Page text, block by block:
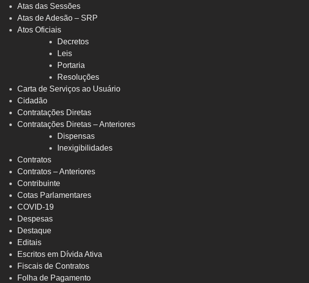
Atas das Sessões
Atas de Adesão – SRP
Atos Oficiais
Decretos
Leis
Portaria
Resoluções
Carta de Serviços ao Usuário
Cidadão
Contratações Diretas
Contratações Diretas – Anteriores
Dispensas
Inexigibilidades
Contratos
Contratos – Anteriores
Contribuinte
Cotas Parlamentares
COVID-19
Despesas
Destaque
Editais
Escritos em Dívida Ativa
Fiscais de Contratos
Folha de Pagamento